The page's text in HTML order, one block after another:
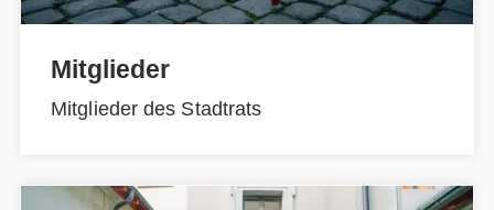
Mitglieder
Mitglieder des Stadtrats